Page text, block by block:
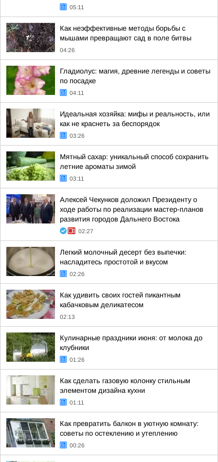
05:11
Как неэффективные методы борьбы с
мышами превращают сад в поле битвы
04:26
Гладиолус: магия, древние легенды и советы
по посадке
04:11
Идеальная хозяйка: мифы и реальность, или
как не краснеть за беспорядок
03:26
Мятный сахар: уникальный способ сохранить
летние ароматы зимой
03:11
Алексей Чекунков доложил Президенту о
ходе работы по реализации мастер-планов
развития городов Дальнего Востока
02:27
Легкий молочный десерт без выпечки:
насладитесь простотой и вкусом
02:26
Как удивить своих гостей пикантным
кабачковым деликатесом
02:13
Кулинарные праздники июня: от молока до
клубники
01:26
Как сделать газовую колонку стильным
элементом дизайна кухни
01:11
Как превратить балкон в уютную комнату:
советы по остеклению и утеплению
00:26